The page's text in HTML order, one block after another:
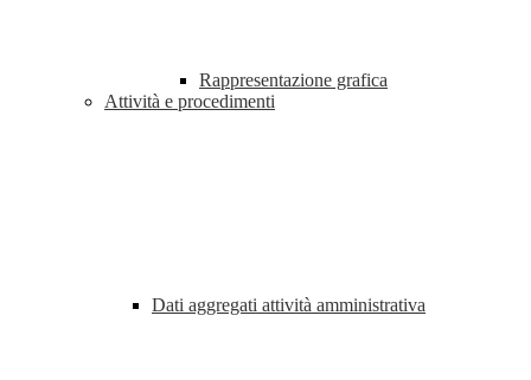
Rappresentazione grafica
Attività e procedimenti
Dati aggregati attività amministrativa